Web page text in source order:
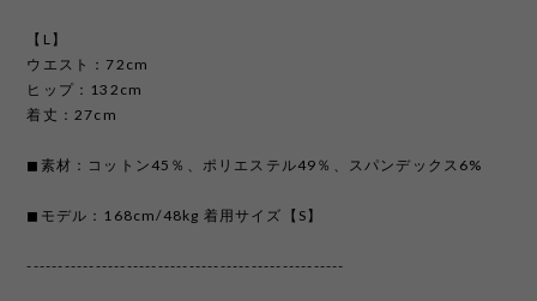
【L】
ウエスト：72cm
ヒップ：132cm
着丈：27cm
◼︎素材：コットン45％、ポリエステル49％、スパンデックス6%
◼︎モデル：168cm/48kg 着用サイズ【S】
---------------------------------------------------